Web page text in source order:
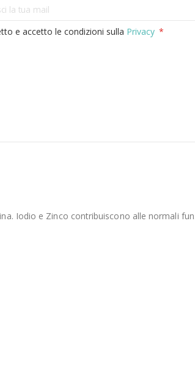
e accetto le condizioni sulla Privacy
Iodio e Zinco contribuiscono alle normali